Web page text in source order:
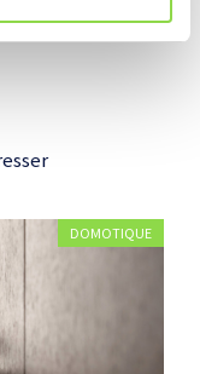
DOMOTIQUE